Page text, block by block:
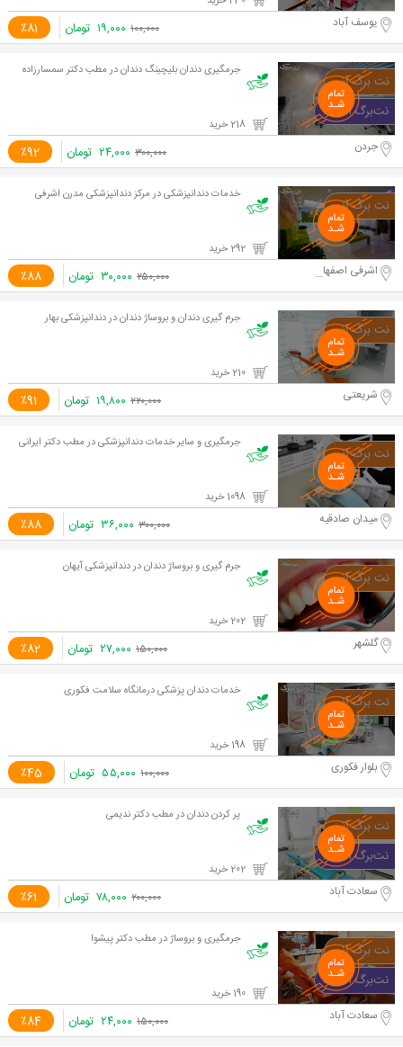
٪81 یوسف آباد ۱۰۰,۰۰۰ ۱۹,۰۰۰ تومان
جرمگیری دندان بلیچینگ دندان در مطب دکتر سمسارزاده
٪92 جردن ۳۰۰,۰۰۰ ۲۴,۰۰۰ تومان
خدمات دندانپزشکی در مرکز دندانپزشكی مدرن اشرفی
٪88 اشرفی اصفهان، پايين تر از تيراژه ۲۵۰,۰۰۰ ۳۰,۰۰۰ تومان
جرم گیری دندان و بروساژ دندان در دندانپزشکی بهار
٪91 شریعتی ۲۲۰,۰۰۰ ۱۹,۸۰۰ تومان
جرمگیری و سایر خدمات دندانپزشکی در مطب دکتر ایرانی
٪88 میدان صادقیه ۳۰۰,۰۰۰ ۳۶,۰۰۰ تومان
جرم گیری و بروساژ دندان در دندانپزشکی آیهان
٪82 گلشهر ۱۵۰,۰۰۰ ۲۷,۰۰۰ تومان
خدمات دندان پزشکی درمانگاه سلامت فکوری
٪45 بلوار فکوری ۱۰۰,۰۰۰ ۵۵,۰۰۰ تومان
پر کردن دندان در مطب دکتر ندیمی
٪61 سعادت آباد ۲۰۰,۰۰۰ ۷۸,۰۰۰ تومان
جرمگیری و بروساژ در مطب دکتر پیشوا
٪84 سعادت آباد ۱۵۰,۰۰۰ ۲۴,۰۰۰ تومان